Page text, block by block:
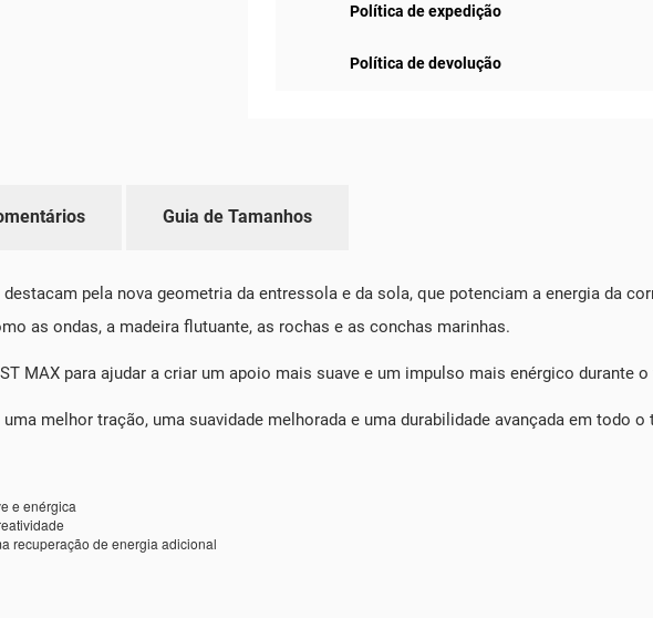
Política de expedição
Política de devolução
Guia de Tamanhos
pela nova geometria da entressola e da sola, que potenciam a energia da
as ondas, a madeira flutuante, as rochas e as conchas marinhas.
MAX para ajudar a criar um apoio mais suave e um impulso mais enérgico durante
melhor tração, uma suavidade melhorada e uma durabilidade avançada em todo
e enérgica
recuperação de energia adicional